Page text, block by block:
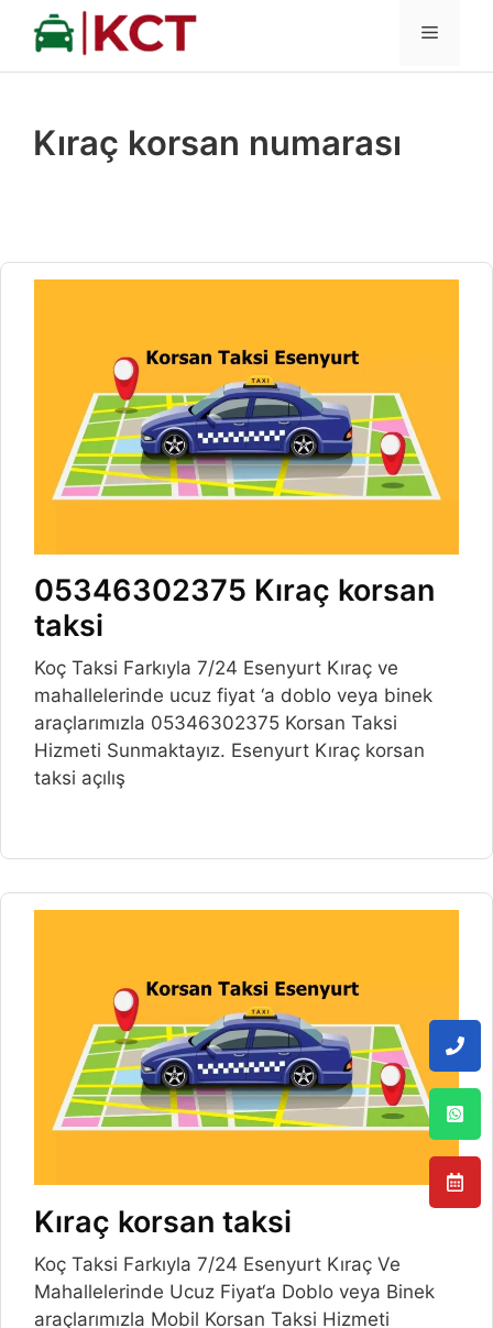
İçeriğe
MENÜ
Kıraç korsan numarası
05346302375 Kıraç korsan
taksi
Koç Taksi Farkıyla 7/24 Esenyurt Kıraç ve
mahallelerinde ucuz fiyat ‘a doblo veya binek
araçlarımızla 05346302375 Korsan Taksi
Hizmeti Sunmaktayız. Esenyurt Kıraç korsan
taksi açılış
Kıraç korsan taksi
Koç Taksi Farkıyla 7/24 Esenyurt Kıraç Ve
Mahallelerinde Ucuz Fiyat‘a Doblo veya Binek
araçlarımızla Mobil Korsan Taksi Hizmeti